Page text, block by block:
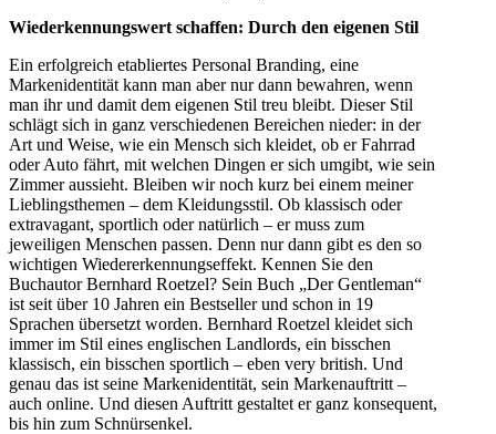
Wiederkennungswert schaffen: Durch den eigenen Stil
Ein erfolgreich etabliertes Personal Branding, eine
Markenidentität kann man aber nur dann bewahren, wenn
man ihr und damit dem eigenen Stil treu bleibt. Dieser Stil
schlägt sich in ganz verschiedenen Bereichen nieder: in der
Art und Weise, wie ein Mensch sich kleidet, ob er Fahrrad
oder Auto fährt, mit welchen Dingen er sich umgibt, wie sein
Zimmer aussieht. Bleiben wir noch kurz bei einem meiner
Lieblingsthemen – dem Kleidungsstil. Ob klassisch oder
extravagant, sportlich oder natürlich – er muss zum
jeweiligen Menschen passen. Denn nur dann gibt es den so
wichtigen Wiedererkennungseffekt. Kennen Sie den
Buchautor Bernhard Roetzel? Sein Buch „Der Gentleman“
ist seit über 10 Jahren ein Bestseller und schon in 19
Sprachen übersetzt worden. Bernhard Roetzel kleidet sich
immer im Stil eines englischen Landlords, ein bisschen
klassisch, ein bisschen sportlich – eben very british. Und
genau das ist seine Markenidentität, sein Markenauftritt –
auch online. Und diesen Auftritt gestaltet er ganz konsequent,
bis hin zum Schnürsenkel.